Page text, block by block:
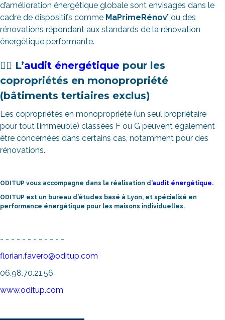
d’amélioration énergétique globale sont envisagés dans le
cadre de dispositifs comme MaPrimeRénov’ ou des
rénovations répondant aux standards de la rénovation
énergétique performante.
👉🏻 L’audit énergétique pour les
copropriétés en monopropriété
(bâtiments tertiaires exclus)
Les copropriétés en monopropriété (un seul propriétaire
pour tout l’immeuble) classées F ou G peuvent également
être concernées dans certains cas, notamment pour des
rénovations.
ODITUP vous accompagne dans la réalisation d’audit énergétique.
ODITUP est un bureau d’études basé à Lyon, et spécialisé en
performance énergétique pour les maisons individuelles.
- - - - - - - - - - - -
florian.favero@oditup.com
06.98.70.21.56
www.oditup.com